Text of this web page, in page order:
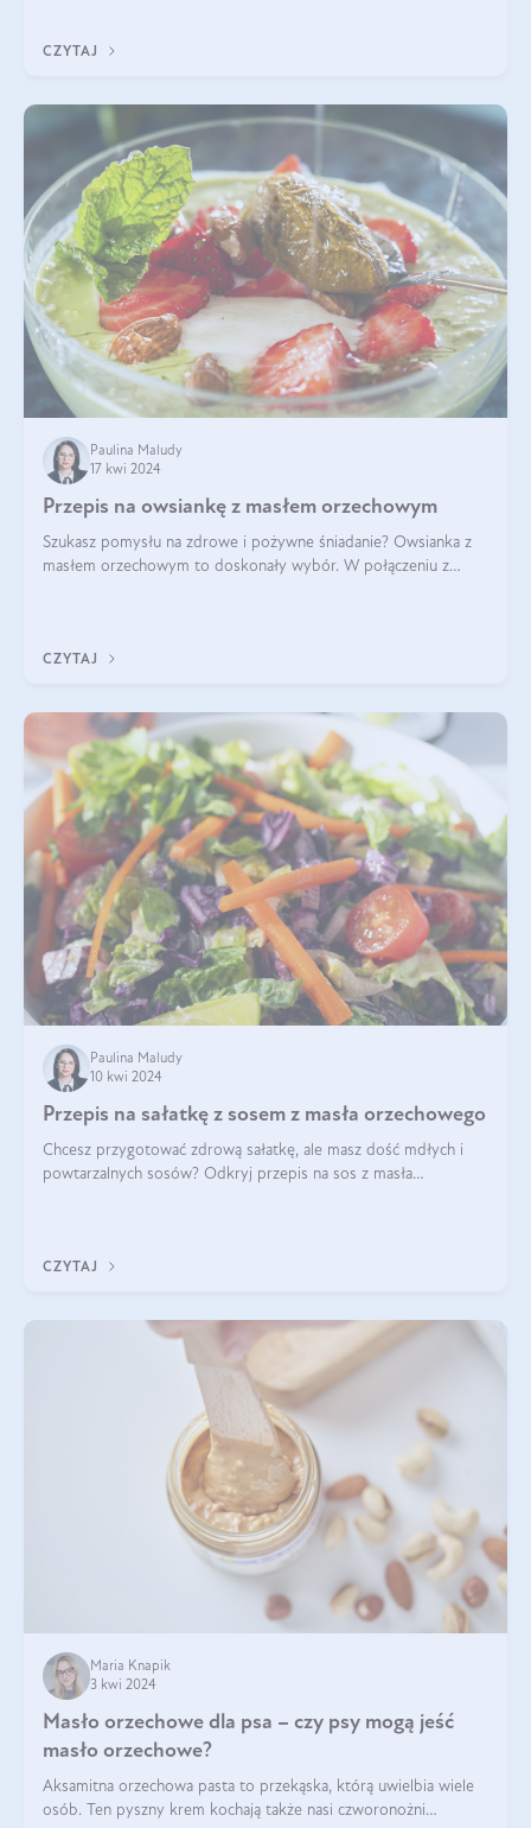
CZYTAJ
Paulina Maludy
17 kwi 2024
Przepis na owsiankę z masłem orzechowym
Szukasz pomysłu na zdrowe i pożywne śniadanie? Owsianka z
masłem orzechowym to doskonały wybór. W połączeniu z
CZYTAJ
Paulina Maludy
10 kwi 2024
Przepis na sałatkę z sosem z masła orzechowego
Chcesz przygotować zdrową sałatkę, ale masz dość mdłych i
powtarzalnych sosów? Odkryj przepis na sos z masła
CZYTAJ
Maria Knapik
3 kwi 2024
Masło orzechowe dla psa – czy psy mogą jeść
masło orzechowe?
Aksamitna orzechowa pasta to przekąska, którą uwielbia wiele
osób. Ten pyszny krem kochają także nasi czworonożni